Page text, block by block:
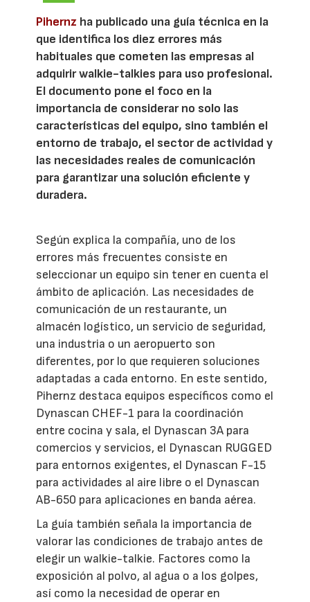
Pihernz ha publicado una guía técnica en la
que identifica los diez errores más
habituales que cometen las empresas al
adquirir walkie-talkies para uso profesional.
El documento pone el foco en la
importancia de considerar no solo las
características del equipo, sino también el
entorno de trabajo, el sector de actividad y
las necesidades reales de comunicación
para garantizar una solución eficiente y
duradera.
Según explica la compañía, uno de los
errores más frecuentes consiste en
seleccionar un equipo sin tener en cuenta el
ámbito de aplicación. Las necesidades de
comunicación de un restaurante, un
almacén logístico, un servicio de seguridad,
una industria o un aeropuerto son
diferentes, por lo que requieren soluciones
adaptadas a cada entorno. En este sentido,
Pihernz destaca equipos específicos como el
Dynascan CHEF-1 para la coordinación
entre cocina y sala, el Dynascan 3A para
comercios y servicios, el Dynascan RUGGED
para entornos exigentes, el Dynascan F-15
para actividades al aire libre o el Dynascan
AB-650 para aplicaciones en banda aérea.
La guía también señala la importancia de
valorar las condiciones de trabajo antes de
elegir un walkie-talkie. Factores como la
exposición al polvo, al agua o a los golpes,
así como la necesidad de operar en